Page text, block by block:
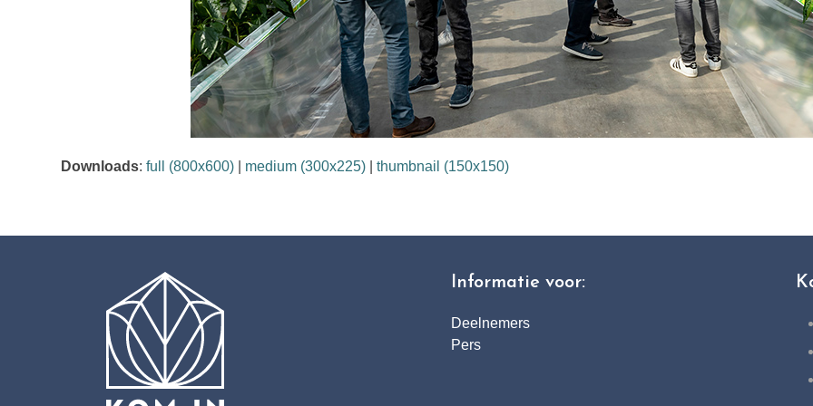
Downloads:full (800x600) medium (300x225) |thumbnail (150x150)
Informatie voor:
Deelnemers
Pers